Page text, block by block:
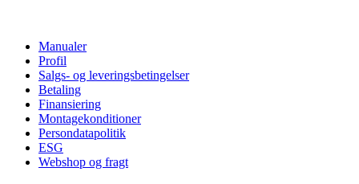
Manualer
Profil
Salgs- og leveringsbetingelser
Betaling
Finansiering
Montagekonditioner
Persondatapolitik
ESG
Webshop og fragt